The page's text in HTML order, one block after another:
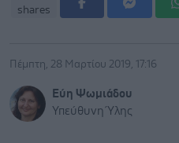
shares
Πέμπτη, 28 Μαρτίου 2019, 17:16
Εύη Ψωμιάδου
Υπεύθυνη Ύλης